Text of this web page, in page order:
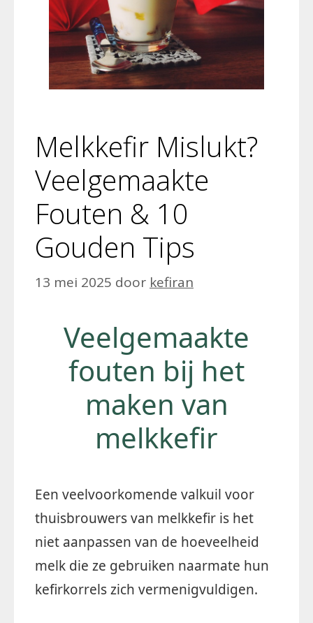
Melkkefir Mislukt?
Veelgemaakte
Fouten & 10
Gouden Tips
13 mei 2025 door kefiran
Veelgemaakte
fouten bij het
maken van
melkkefir
Een veelvoorkomende valkuil voor
thuisbrouwers van melkkefir is het
niet aanpassen van de hoeveelheid
melk die ze gebruiken naarmate hun
kefirkorrels zich vermenigvuldigen.